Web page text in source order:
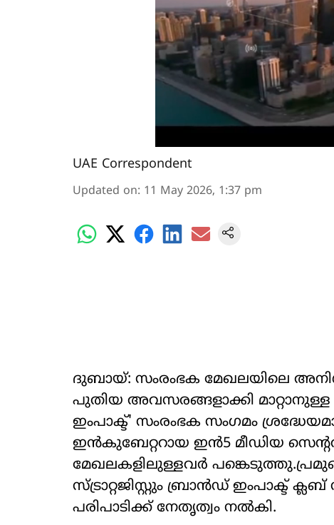
UAE Correspondent
Updated on: 11 May 2026, 1:37 pm
ദുബായ്: സംരംഭക മേഖലയിലെ
പുതിയ അവസരങ്ങളാക്കി
ഇംപാക്ട്' സംരംഭക സംഗമം
ഇൻകുബേറ്ററായ ഇൻ5 മീഡിയ
മേഖലകളിലുള്ളവർ
സ്ട്രാറ്റജിസ്റ്റും ബ്രാൻഡ്
പരിപാടിക്ക് നേതൃത്വം നൽകി.